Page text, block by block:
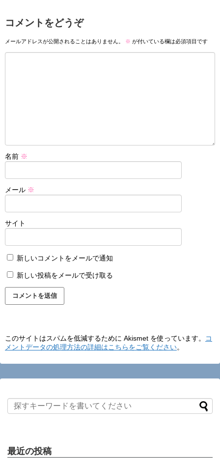
コメントをどうぞ
メールアドレスが公開されることはありません。 ※ が付いている欄は必須項目です
名前 ※
メール ※
サイト
新しいコメントをメールで通知
新しい投稿をメールで受け取る
このサイトはスパムを低減するために Akismet を使っています。
コ
メントデータの処理方法の詳細はこちらをご覧ください。
最近の投稿